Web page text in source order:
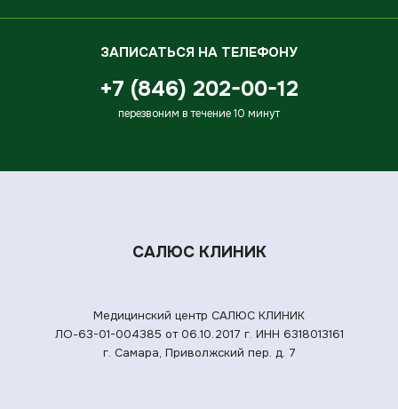
ЗАПИСАТЬСЯ НА ТЕЛЕФОНУ
+7 (846) 202-00-12
перезвоним в течение 10 минут
САЛЮС КЛИНИК
Медицинский центр САЛЮС КЛИНИК
ЛО-63-01-004385 от 06.10.2017 г. ИНН 6318013161
г. Самара, Приволжский пер. д. 7